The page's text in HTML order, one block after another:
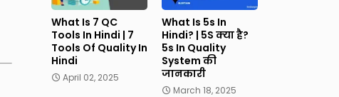
What Is 7 QC
Tools In Hindi | 7
Tools Of Quality In
Hindi
April 02, 2025
What Is 5s In
Hindi? | 5S क्या है?
5s In Quality
System की
जानकारी
March 18, 2025